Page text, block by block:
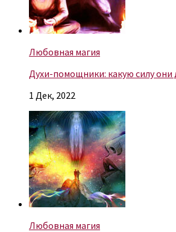
Любовная магия
Духи-помощники: какую силу они
1 Дек, 2022
Любовная магия